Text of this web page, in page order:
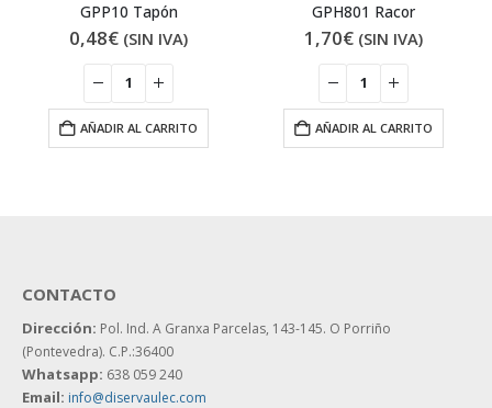
GPH801 Racor
1,70€ (SIN IVA)
AÑADIR AL CARRITO
GBZ03 Tapón 3/8
1,34€ (SIN IVA)
AÑADIR AL CARRITO
CONTACTO
Dirección: Pol. Ind. A Granxa Parcelas, 143-145. O Porriño
(Pontevedra). C.P.:36400
Whatsapp: 638 059 240
Email: info@diservaulec.com